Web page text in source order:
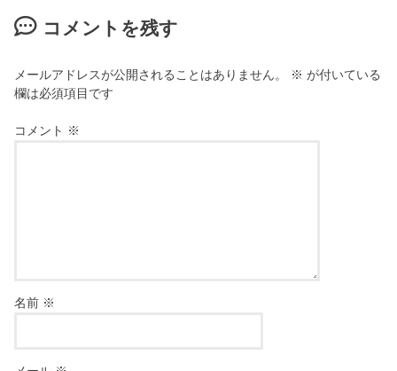
コメントを残す
メールアドレスが公開されることはありません。 ※ が付いている
欄は必須項目です
コメント ※
名前 ※